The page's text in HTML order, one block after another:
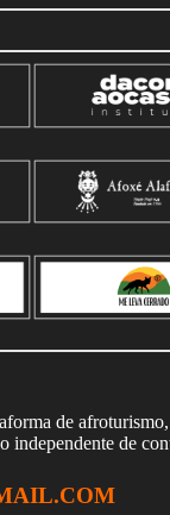
de
independente de